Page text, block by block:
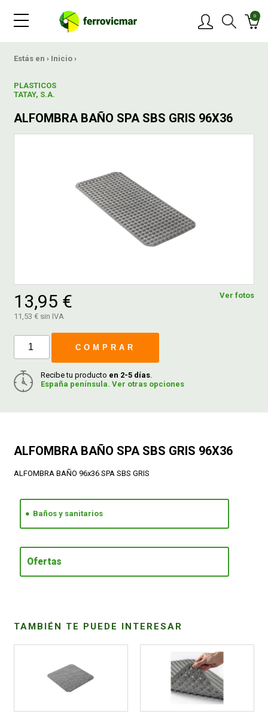
0
Estás en › Inicio ›
PLASTICOS
TATAY, S.A.
ALFOMBRA BAÑO SPA SBS GRIS 96X36
Ver fotos
13,95 €
11,53 € sin IVA
COMPRAR
Recibe tu producto en 2-5 días.
España península. Ver otras opciones
ALFOMBRA BAÑO SPA SBS GRIS 96X36
ALFOMBRA BAÑO 96x36 SPA SBS GRIS
Baños y sanitarios
Ofertas
TAMBIÉN TE PUEDE INTERESAR
BLOG
CONTACTAR
DESPIECE
CATÁLOGOS
ENVÍOS
FORMAS DE PAGO